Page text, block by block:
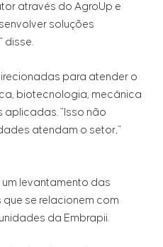
através do AgroUp e
soluções
disse.
para atender o
biotecnologia, mecânica
aplicadas. "Isso não
atendam o setor,"
levantamento das
se relacionem com
da Embrapii.